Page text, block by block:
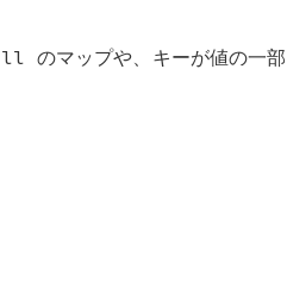
のマップや、キーが値の一